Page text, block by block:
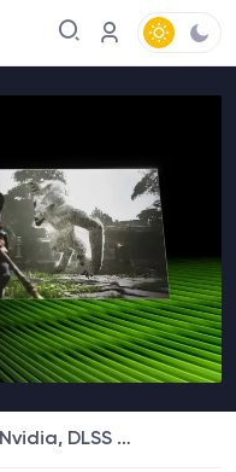
Nvidia, DLSS 4.5 Ray Reconstruction Teknolojisini Tanıttı: Desteklenecek Oyunlar ve Yenilikler Açıklandı